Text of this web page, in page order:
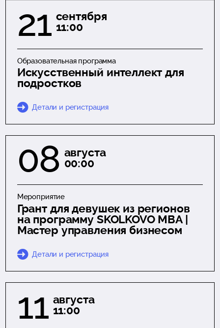
21 сентября
11:00
Образовательная программа
Искусственный интеллект для
подростков
Детали и регистрация
08 августа
00:00
Мероприятие
Грант для девушек из регионов
на программу SKOLKOVO MBA |
Мастер управления бизнесом
Детали и регистрация
11 августа
11:00